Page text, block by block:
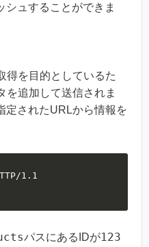
シュすることができま
得を目的としているた
を追加して送信されま
定されたURLから情報を
1.1
パスにあるIDが123